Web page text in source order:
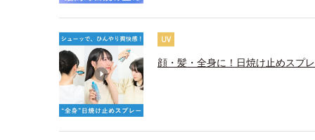
UV
顔・髪・全身に！日焼け止めスプ